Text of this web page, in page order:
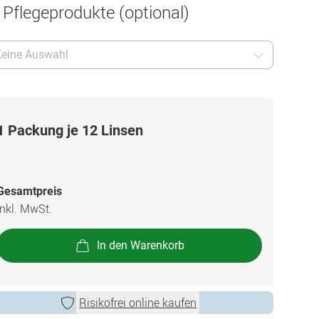
(optional)
Auswahl
Packung je 12 Linsen
MwSt.
In den Warenkorb
Risikofrei online kaufen